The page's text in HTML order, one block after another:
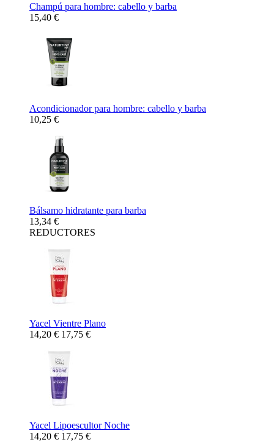
Champú para hombre: cabello y barba
15,40 €
Acondicionador para hombre: cabello y barba
10,25 €
Bálsamo hidratante para barba
13,34 €
REDUCTORES
Yacel Vientre Plano
14,20 € 17,75 €
Yacel Lipoescultor Noche
14,20 € 17,75 €